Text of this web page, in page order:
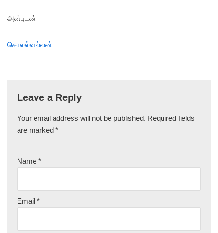
அன்புடன்
சொலல்வல்லன்
Leave a Reply
Your email address will not be published. Required fields
are marked *
Name *
Email *